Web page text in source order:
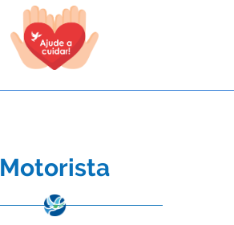
Motorista